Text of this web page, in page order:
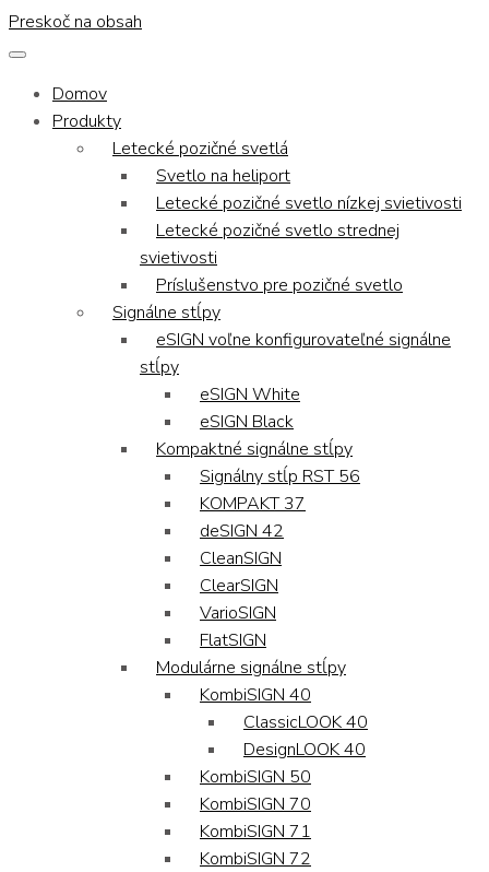
Preskoč na obsah
Domov
Produkty
Letecké pozičné svetlá
Svetlo na heliport
Letecké pozičné svetlo nízkej svietivosti
Letecké pozičné svetlo strednej
svietivosti
Príslušenstvo pre pozičné svetlo
Signálne stĺpy
eSIGN voľne konfigurovateľné signálne
stĺpy
eSIGN White
eSIGN Black
Kompaktné signálne stĺpy
Signálny stĺp RST 56
KOMPAKT 37
deSIGN 42
CleanSIGN
ClearSIGN
VarioSIGN
FlatSIGN
Modulárne signálne stĺpy
KombiSIGN 40
ClassicLOOK 40
DesignLOOK 40
KombiSIGN 50
KombiSIGN 70
KombiSIGN 71
KombiSIGN 72